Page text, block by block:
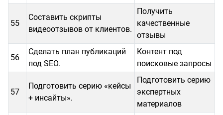
55
Составить скрипты
видеоотзывов от клиентов.
Получить
качественные
отзывы
56
Сделать план публикаций
под SEO.
Контент под
поисковые запросы
57
Подготовить серию «кейсы
+ инсайты».
Подготовить серию
экспертных
материалов